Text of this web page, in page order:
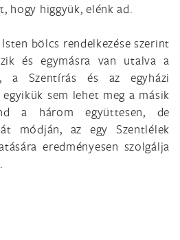
hogy higgyük, elénk ad.
bölcs rendelkezése szerint
és egymásra van utalva a
a Szentírás és az egyházi
sem lehet meg a másik
a három együttesen, de
módján, az egy Szentlélek
eredményesen szolgálja